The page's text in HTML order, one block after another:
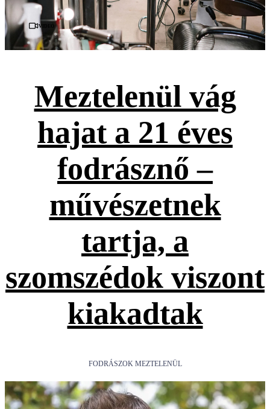
Videó
Meztelenül vág
hajat a 21 éves
fodrásznő –
művészetnek
tartja, a
szomszédok viszont
kiakadtak
FODRÁSZOK MEZTELENÜL